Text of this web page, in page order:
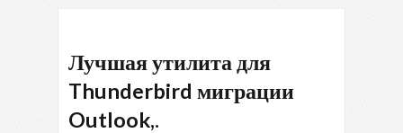
Лучшая утилита для
Thunderbird миграции
Outlook,.